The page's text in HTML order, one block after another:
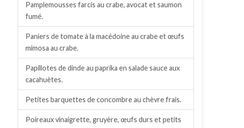
Pamplemousses farcis au crabe, avocat et saumon
fumé.
Paniers de tomate à la macédoine au crabe et œufs
mimosa au crabe.
Papillotes de dinde au paprika en salade sauce aux
cacahuètes.
Petites barquettes de concombre au chèvre frais.
Poireaux vinaigrette, gruyère, œufs durs et petits